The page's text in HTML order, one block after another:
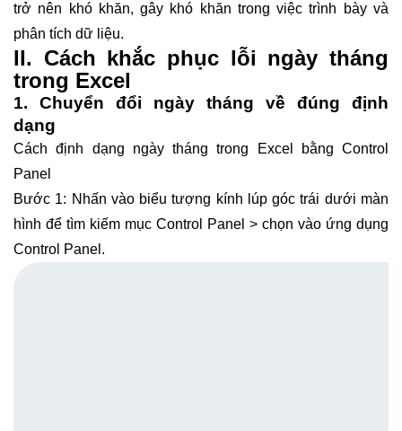
trở nên khó khăn, gây khó khăn trong việc trình bày và
phân tích dữ liệu.
II. Cách khắc phục lỗi ngày tháng
trong Excel
1. Chuyển đổi ngày tháng về đúng định
dạng
Cách định dạng ngày tháng trong Excel bằng Control
Panel
Bước 1: Nhấn vào biểu tượng kính lúp góc trái dưới màn
hình để tìm kiếm mục Control Panel > chọn vào ứng dụng
Control Panel.